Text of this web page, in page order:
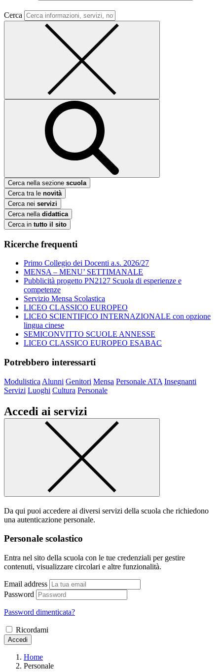
Cerca
Cerca nella sezione scuola
Cerca tra le novità
Cerca nei servizi
Cerca nella didattica
Cerca in tutto il sito
Ricerche frequenti
Primo Collegio dei Docenti a.s. 2026/27
MENSA – MENU’ SETTIMANALE
Pubblicità progetto PN2127 Scuola di esperienze e
competenze
Servizio Mensa Scolastica
LICEO CLASSICO EUROPEO
LICEO SCIENTIFICO INTERNAZIONALE con opzione
lingua cinese
SEMICONVITTO SCUOLE ANNESSE
LICEO CLASSICO EUROPEO ESABAC
Potrebbero interessarti
Modulistica Alunni Genitori Mensa Personale ATA Insegnanti
Servizi Luoghi Cultura Personale
Accedi ai servizi
Da qui puoi accedere ai diversi servizi della scuola che richiedono
una autenticazione personale.
Personale scolastico
Entra nel sito della scuola con le tue credenziali per gestire
contenuti, visualizzare circolari e altre funzionalità.
Email address
Password
Password dimenticata?
Ricordami
Accedi
Home
Personale